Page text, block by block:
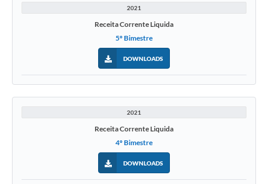
2021
Receita Corrente Liquida
5º Bimestre
DOWNLOADS
2021
Receita Corrente Liquida
4º Bimestre
DOWNLOADS